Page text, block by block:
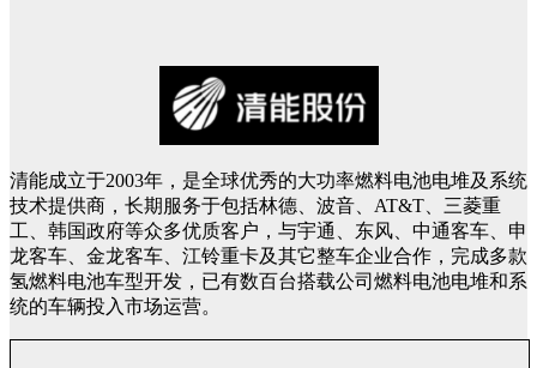
清能成立于2003年，是全球优秀的大功率燃料电池电堆及系统
技术提供商，长期服务于包括林德、波音、AT&T、三菱重
工、韩国政府等众多优质客户，与宇通、东风、中通客车、申
龙客车、金龙客车、江铃重卡及其它整车企业合作，完成多款
氢燃料电池车型开发，已有数百台搭载公司燃料电池电堆和系
统的车辆投入市场运营。